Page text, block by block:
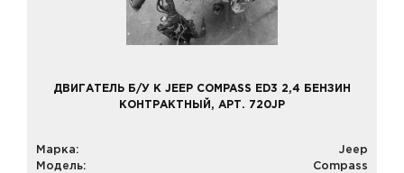
ДВИГАТЕЛЬ Б/У К JEEP COMPASS ED3 2,4 БЕНЗИН
КОНТРАКТНЫЙ, АРТ. 720JP
Марка:
Jeep
Модель:
Compass